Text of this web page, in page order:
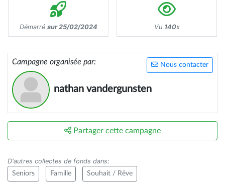
Démarré sur 25/02/2024 Vu 140x
Nous contacter
Campagne organisée par:
nathan vandergunsten
Partager cette campagne
D'autres collectes de fonds dans:
Seniors Famille Souhait / Rêve